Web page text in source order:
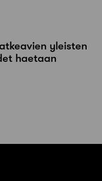
yleisten
haetaan